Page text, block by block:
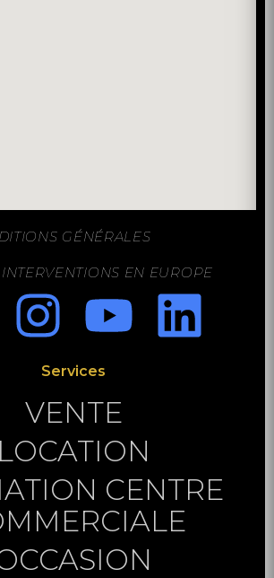
GÉNÉRALES
EN EUROPE
Services
VENTE
LOCATION
CENTRE